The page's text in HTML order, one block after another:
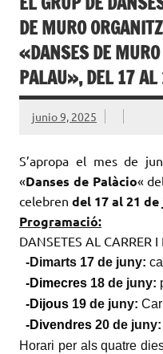
DE MURO
«DANSES DE
PALAU», DEL 17
junio 9, 2025
S’apropa el mes de
«Danses de Palàcio«
celebren del 17 al 21
Programació:
DANSETES AL CARRER
-Dimarts 17 de juny:
-Dimecres 18 de juny:
-Dijous 19 de juny:
-Divendres 20 de juny:
Horari per als quatre